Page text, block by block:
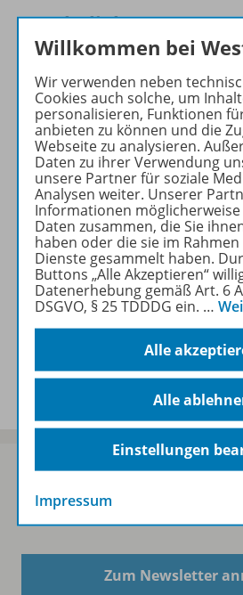
8. Schuljahr
9. Schuljahr
10. Schuljahr
Konzept
Digitale
Benachrichtigungs-
Sofort profitieren
Zum Newsletter
Willkommen bei
Wir verwenden neben
Cookies auch solche, um
personalisieren, Funktionen
anbieten zu können und die
Webseite zu analysieren.
Daten zu ihrer Verwendung
unsere Partner für soziale
Analysen weiter. Unserer
Informationen
Daten zusammen, die Sie
haben oder die sie im
Dienste gesammelt haben.
Buttons „Alle Akzeptieren“
Datenerhebung gemäß Art. 6
DSGVO, § 25 TDDDG ein. …
Alle
Alle
Einstellungen
Impressum